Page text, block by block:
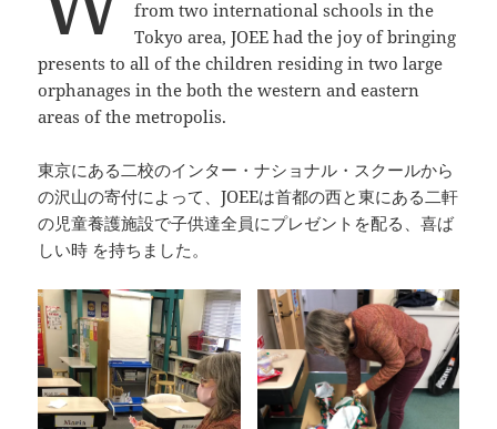
from two international schools in the
Tokyo area, JOEE had the joy of bringing
presents to all of the children residing in two large
orphanages in the both the western and eastern
areas of the metropolis.
東京にある二校のインター・ナショナル・スクールから
の沢山の寄付によって、JOEEは首都の西と東にある二軒
の児童養護施設で子供達全員にプレゼントを配る、喜ば
しい時 を持ちました。